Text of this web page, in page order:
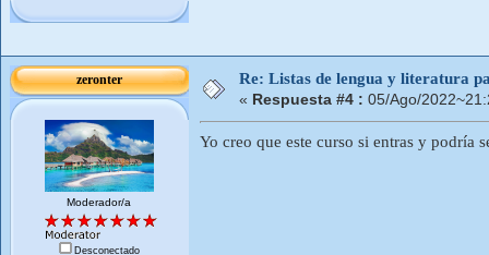
zeronter
Moderador/a
Desconectado
Re: Listas de lengua y literatura
« Respuesta #4 : 05/Ago/
Yo creo que este curso si entras y podría